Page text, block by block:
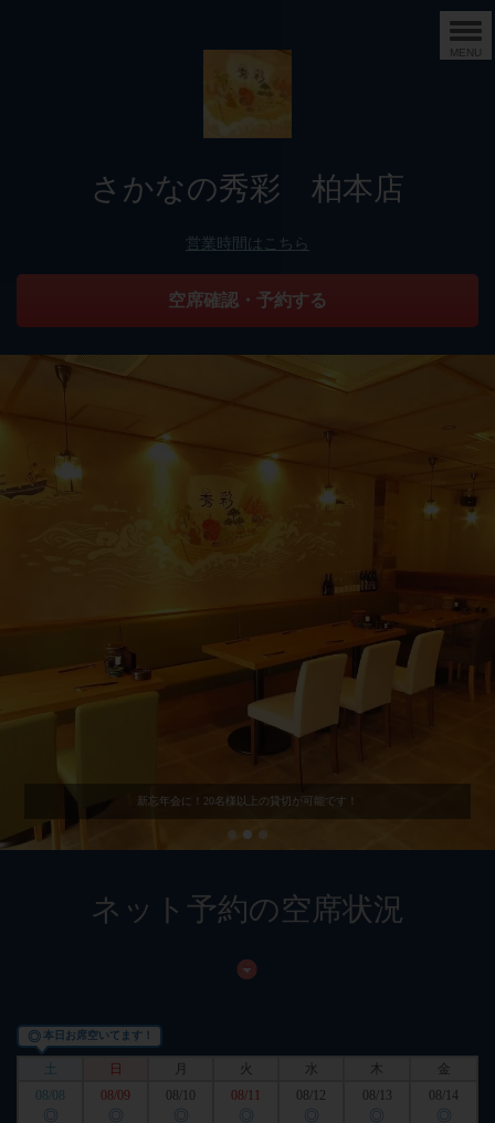
MENU
さかなの秀彩 柏本店
営業時間はこちら
空席確認・予約する
新忘年会に！20名様以上の貸切が可能です！
ネット予約の空席状況
◎本日お席空いてます！
土 日 火 水 木
金
08/08
◎
08/09
◎ ◎
08/11
◎
08/12
◎
08/13
◎
08/14
◎